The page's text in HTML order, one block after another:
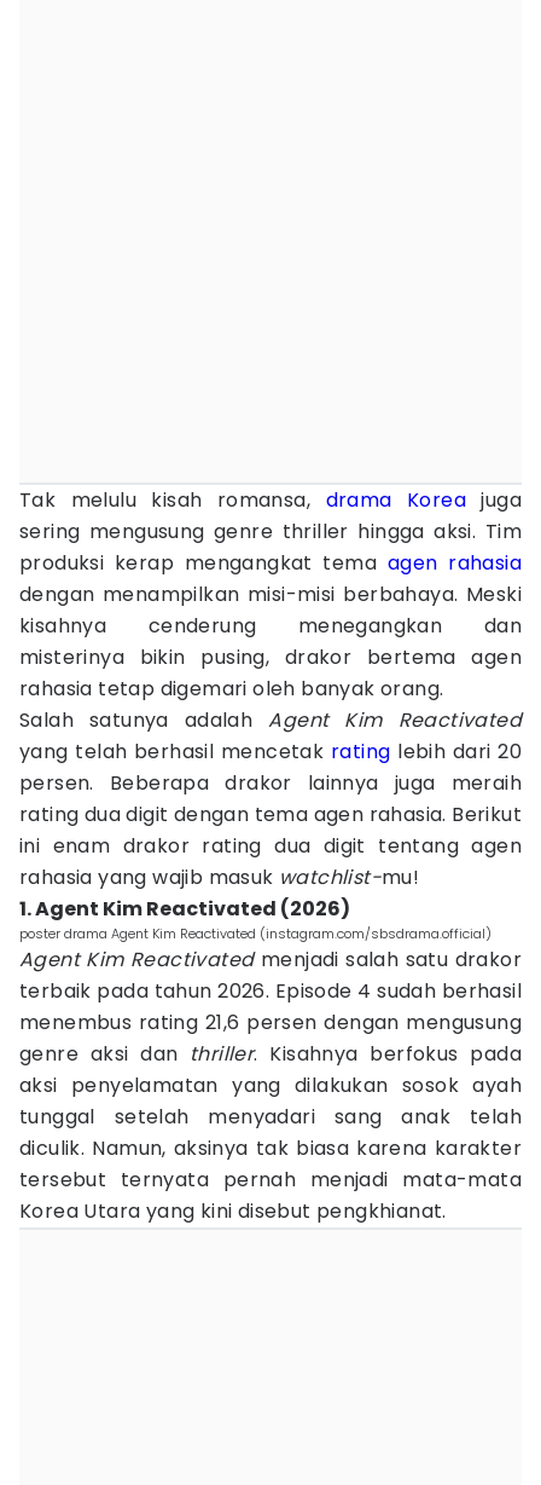
Tak melulu kisah romansa, drama Koreajuga
sering mengusung genre thriller hingga aksi. Tim
produksi kerap mengangkat tema agen rahasia
dengan menampilkan misi-misi berbahaya. Meski
kisahnya cenderung menegangkan dan
misterinya bikin pusing, drakor bertema agen
rahasia tetap digemari oleh banyak orang.
Salah satunya adalahAgent Kim Reactivated
yang telah berhasil mencetak rating lebih dari 20
persen. Beberapa drakor lainnya juga meraih
rating dua digit dengan tema agen rahasia. Berikut
ini enam drakor rating dua digit tentang agen
rahasia yang wajib masuk watchlist-mu!
1. Agent Kim Reactivated (2026)
poster drama Agent Kim Reactivated (instagram.com/sbsdrama.official)
Agent Kim Reactivatedmenjadi salah satu drakor
terbaik pada tahun 2026. Episode 4 sudah berhasil
menembus rating 21,6 persen dengan mengusung
genre aksi dan thriller. Kisahnya berfokus pada
aksi penyelamatan yang dilakukan sosok ayah
tunggal setelah menyadari sang anak telah
diculik. Namun, aksinya tak biasa karena karakter
tersebut ternyata pernah menjadi mata-mata
Korea Utara yang kini disebut pengkhianat.